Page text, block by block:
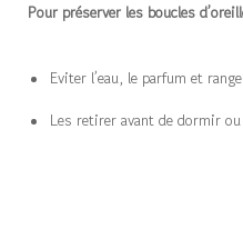
Pour préserver les boucles
Eviter l’eau, le parfum et
Les retirer avant de dormir